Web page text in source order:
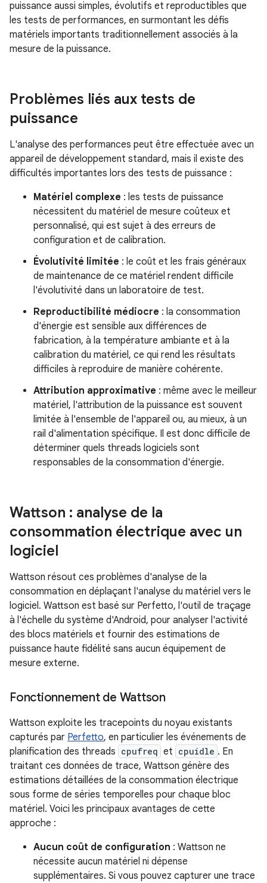
puissance aussi simples, évolutifs et reproductibles que
les tests de performances, en surmontant les défis
matériels importants traditionnellement associés à la
mesure de la puissance.
Problèmes liés aux tests de
puissance
L'analyse des performances peut être effectuée avec un
appareil de développement standard, mais il existe des
difficultés importantes lors des tests de puissance :
Matériel complexe : les tests de puissance
nécessitent du matériel de mesure coûteux et
personnalisé, qui est sujet à des erreurs de
configuration et de calibration.
Évolutivité limitée : le coût et les frais généraux
de maintenance de ce matériel rendent difficile
l'évolutivité dans un laboratoire de test.
Reproductibilité médiocre : la consommation
d'énergie est sensible aux différences de
fabrication, à la température ambiante et à la
calibration du matériel, ce qui rend les résultats
difficiles à reproduire de manière cohérente.
Attribution approximative : même avec le meilleur
matériel, l'attribution de la puissance est souvent
limitée à l'ensemble de l'appareil ou, au mieux, à un
rail d'alimentation spécifique. Il est donc difficile de
déterminer quels threads logiciels sont
responsables de la consommation d'énergie.
Wattson : analyse de la
consommation électrique avec un
logiciel
Wattson résout ces problèmes d'analyse de la
consommation en déplaçant l'analyse du matériel vers le
logiciel. Wattson est basé sur Perfetto, l'outil de traçage
à l'échelle du système d'Android, pour analyser l'activité
des blocs matériels et fournir des estimations de
puissance haute fidélité sans aucun équipement de
mesure externe.
Fonctionnement de Wattson
Wattson exploite les tracepoints du noyau existants
capturés par Perfetto, en particulier les événements de
planification des threads cpufreq et cpuidle . En
traitant ces données de trace, Wattson génère des
estimations détaillées de la consommation électrique
sous forme de séries temporelles pour chaque bloc
matériel. Voici les principaux avantages de cette
approche :
Aucun coût de configuration : Wattson ne
nécessite aucun matériel ni dépense
supplémentaires. Si vous pouvez capturer une trace